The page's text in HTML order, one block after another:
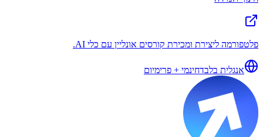
פלטפורמה ליצירת ומכירת קורסים אונליין עם כלי AI.
אנגלית בלבדחינמי + פרימיום